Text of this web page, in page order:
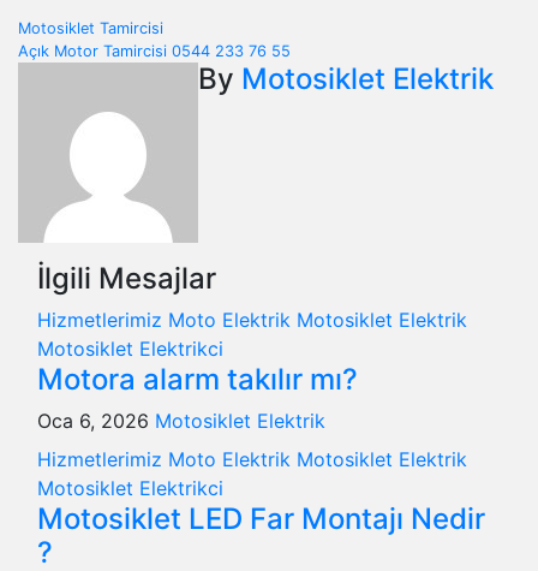
Yazı
gezinmesi
Motosiklet Tamircisi
Açık Motor Tamircisi 0544 233 76 55
By Motosiklet Elektrik
İlgili Mesajlar
Hizmetlerimiz Moto Elektrik Motosiklet Elektrik
Motosiklet Elektrikci
Motora alarm takılır mı?
Oca 6, 2026 Motosiklet Elektrik
Hizmetlerimiz Moto Elektrik Motosiklet Elektrik
Motosiklet Elektrikci
Motosiklet LED Far Montajı Nedir
?